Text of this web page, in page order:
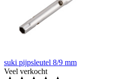
suki pijpsleutel 8/9 mm
Veel verkocht